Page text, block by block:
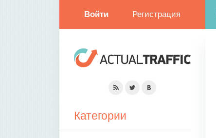
Войти Регистрация
Категории